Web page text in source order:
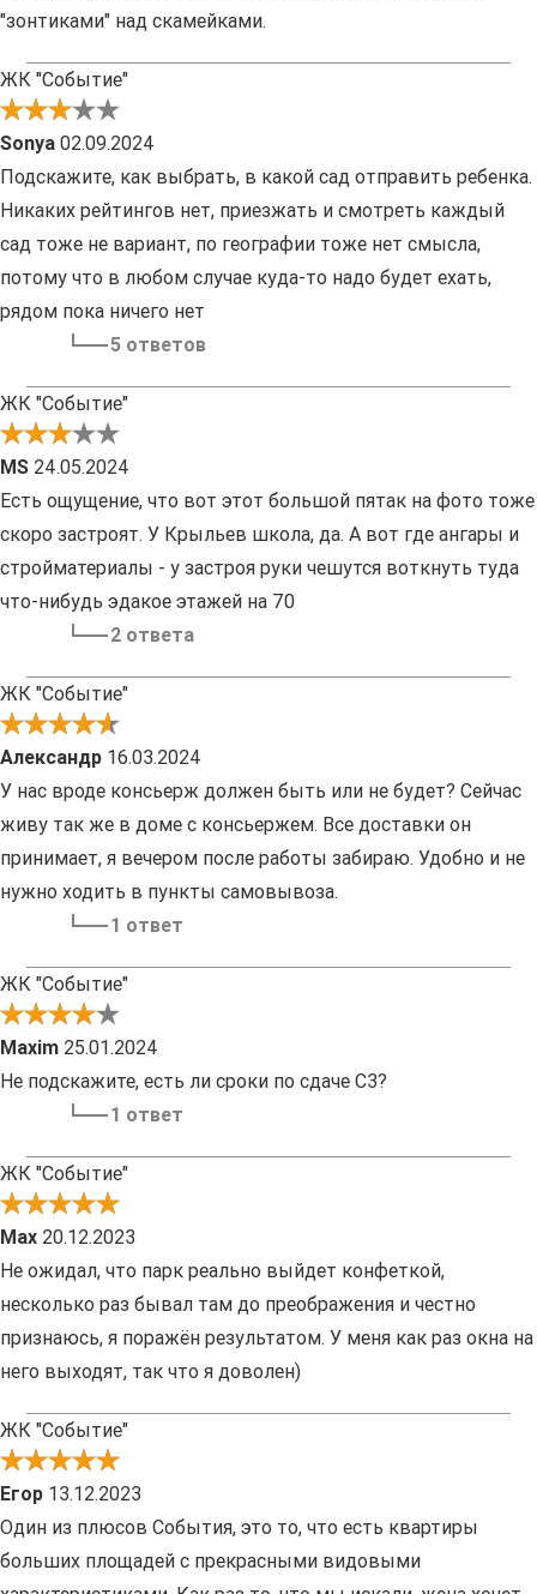
"зонтиками" над скамейками.
ЖК "Событие"
Sonya 02.09.2024
Подскажите, как выбрать, в какой сад отправить ребенка.
Никаких рейтингов нет, приезжать и смотреть каждый
сад тоже не вариант, по географии тоже нет смысла,
потому что в любом случае куда-то надо будет ехать,
рядом пока ничего нет
5 ответов
ЖК "Событие"
MS 24.05.2024
Есть ощущение, что вот этот большой пятак на фото тоже
скоро застроят. У Крыльев школа, да. А вот где ангары и
стройматериалы - у застроя руки чешутся воткнуть туда
что-нибудь эдакое этажей на 70
2 ответа
ЖК "Событие"
Александр 16.03.2024
У нас вроде консьерж должен быть или не будет? Сейчас
живу так же в доме с консьержем. Все доставки он
принимает, я вечером после работы забираю. Удобно и не
нужно ходить в пункты самовывоза.
1 ответ
ЖК "Событие"
Maxim 25.01.2024
Не подскажите, есть ли сроки по сдаче С3?
1 ответ
ЖК "Событие"
Max 20.12.2023
Не ожидал, что парк реально выйдет конфеткой,
несколько раз бывал там до преображения и честно
признаюсь, я поражён результатом. У меня как раз окна на
него выходят, так что я доволен)
ЖК "Событие"
Егор 13.12.2023
Один из плюсов События, это то, что есть квартиры
больших площадей с прекрасными видовыми